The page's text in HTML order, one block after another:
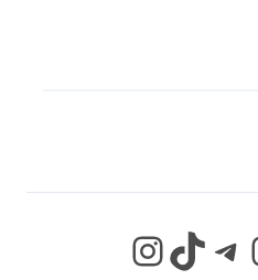
InstagramTikTok Telegram